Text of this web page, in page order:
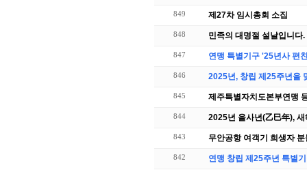
849 제27차 임시총회 소집
848 민족의 대명절 설날입니다
847 연맹 특별기구 '25년사 편
846 2025년, 창립 제25주년을
845 제주특별자치도본부연맹
844 2025년 을사년(乙巳年),
843 무안공항 여객기 희생자
842 연맹 창립 제25주년 특별